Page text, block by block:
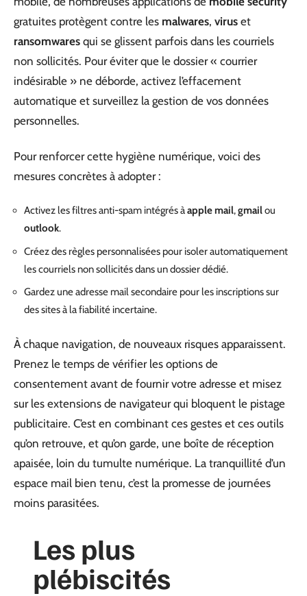
gratuites protègent contre les malwares, virus et
ransomwares qui se glissent parfois dans les courriels
non sollicités. Pour éviter que le dossier « courrier
indésirable » ne déborde, activez l’effacement
automatique et surveillez la gestion de vos données
personnelles.
Pour renforcer cette hygiène numérique, voici des
mesures concrètes à adopter :
Activez les filtres anti-spam intégrés àapple mail,gmailou
outlook.
Créez des règles personnalisées pour isoler automatiquement
les courriels non sollicités dans un dossier dédié.
Gardez une adresse mail secondaire pour les inscriptions sur
des sites à la fiabilité incertaine.
À chaque navigation, de nouveaux risques apparaissent.
Prenez le temps de vérifier les options de
consentement avant de fournir votre adresse et misez
sur les extensions de navigateur qui bloquent le pistage
publicitaire. C’est en combinant ces gestes et ces outils
qu’on retrouve, et qu’on garde, une boîte de réception
apaisée, loin du tumulte numérique. La tranquillité d’un
espace mail bien tenu, c’est la promesse de journées
moins parasitées.
Les plus
plébiscités